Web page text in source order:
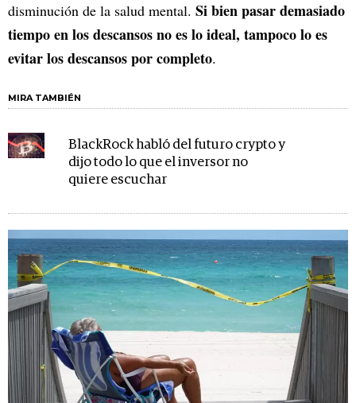
disminución de la salud mental. Si bien pasar demasiado
tiempo en los descansos no es lo ideal, tampoco lo es
evitar los descansos por completo.
MIRA TAMBIÉN
BlackRock habló del futuro crypto y
dijo todo lo que el inversor no
quiere escuchar